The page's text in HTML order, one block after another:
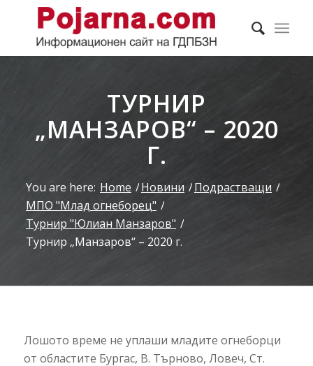
ТУРНИР
„МАНЗАРОВ“ – 2020
Г.
You are here: Home /Новини /Подрастващи /
МПО "Млад огнеборец" /
Турнир "Юлиан Манзаров" /
Турнир „Манзаров“ – 2020 г.
Лошото време не уплаши младите огнеборци
от областите Бургас, В. Търново, Ловеч, Ст.